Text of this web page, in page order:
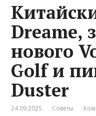
Dreame,
нового
Golf и
Duster
24.09.2025 Советы